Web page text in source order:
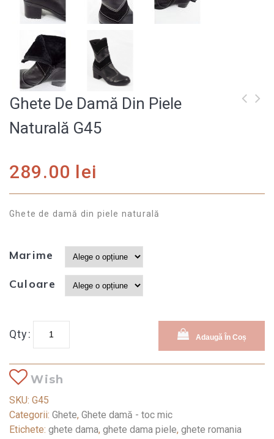
Ghete De Damă Din Piele
Naturală G45
289.00 lei
Ghete de damă din piele naturală
Marime
Culoare
Qty: Adaugă În Coș
Wish
SKU: G45
Categorii: Ghete, Ghete damă - toc mic
Etichete: ghete dama, ghete dama piele, ghete romania